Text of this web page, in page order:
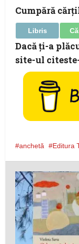
Cumpără
Libris
Dacă ţi-a
site-ul
anchetă Editura